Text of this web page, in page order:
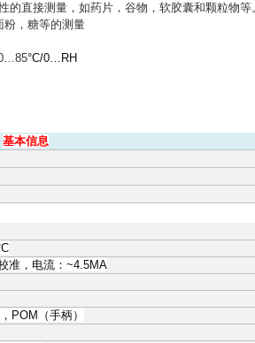
直接测量，如药片，谷物，软胶囊和颗粒物等
粉，糖等的测量
°C/0…RH
基本信息
准，电流：~4.5MA
POM
（手柄）